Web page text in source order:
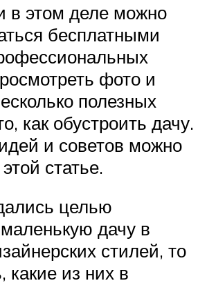
этом деле можно
бесплатными
фото и
полезных
как обустроить дачу.
и советов можно
статье.
целью
дачу в
стилей, то
какие из них в